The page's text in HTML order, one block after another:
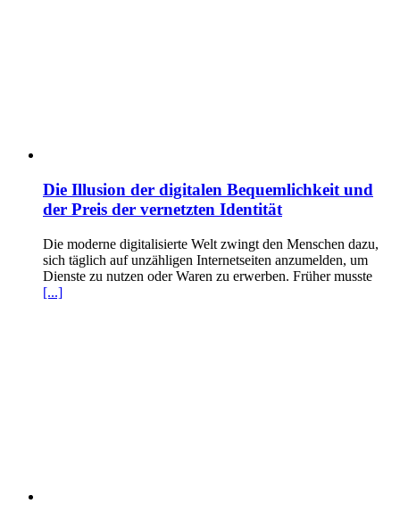
Die Illusion der digitalen Bequemlichkeit und
der Preis der vernetzten Identität
Die moderne digitalisierte Welt zwingt den Menschen dazu,
sich täglich auf unzähligen Internetseiten anzumelden, um
Dienste zu nutzen oder Waren zu erwerben. Früher musste
[...]